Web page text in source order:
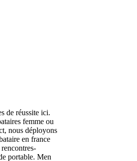
de réussite ici.
femme ou
nous déployons
en france
portable. Men